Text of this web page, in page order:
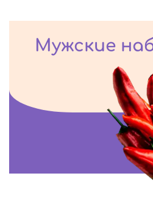
Мужские